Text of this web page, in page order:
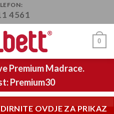
4561
0
Premium Madrace.
Premium30
OVDJE ZA PRIKAZ